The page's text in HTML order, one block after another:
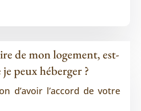
de mon logement, est-
je peux héberger ?
d’avoir l’accord de votre